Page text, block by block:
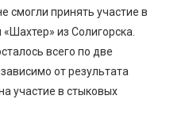
смогли принять участие в
из Солигорска.
всего по две
от результата
участие в стыковых